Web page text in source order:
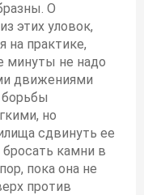
О
этих уловок,
на практике,
минуты не надо
движениями
но
сдвинуть ее
камни в
пока она не
против